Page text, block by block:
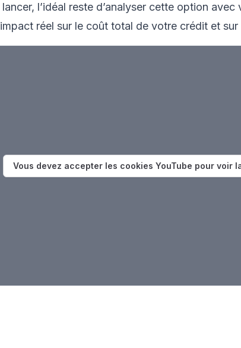
l’idéal reste d’analyser cette option
réel sur le coût total de votre crédit et
Vous devez accepter les cookies YouTube pour voir